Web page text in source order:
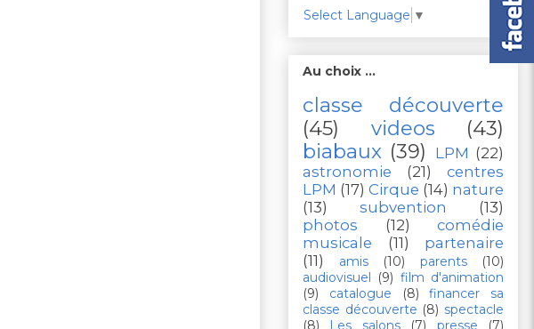
Select Language ▼
Au choix ...
classe découverte
(45)
videos
(43)
biabaux (39) LPM (22)
astronomie
(21)
centres
LPM (17) Cirque (14) nature
(13)
subvention
(13)
photos
(12)
comédie
musicale
(11)
partenaire
(11)
amis (10) parents
(10)
audiovisuel
(9) film d'animation
(9)
catalogue (8)
financer sa
classe découverte (8) spectacle